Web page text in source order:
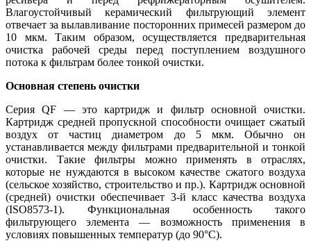
Влагоустойчивый керамический фильтрующий элемент
отвечает за вылавливание посторонних примесей размером до
10 мкм. Таким образом, осуществляется предварительная
очистка рабочей среды перед поступлением воздушного
потока к фильтрам более тонкой очистки.
Основная степень очистки
Серия QF — это картридж и фильтр основной очистки.
Картридж средней пропускной способности очищает сжатый
воздух от частиц диаметром до 5 мкм. Обычно он
устанавливается между фильтрами предварительной и тонкой
очистки. Такие фильтры можно применять в отраслях,
которые не нуждаются в высоком качестве сжатого воздуха
(сельское хозяйство, строительство и пр.). Картридж основной
(средней) очистки обеспечивает 3-й класс качества воздуха
(ISO8573-1). Функциональная особенность такого
фильтрующего элемента — возможность применения в
условиях повышенных температур (до 90°С).